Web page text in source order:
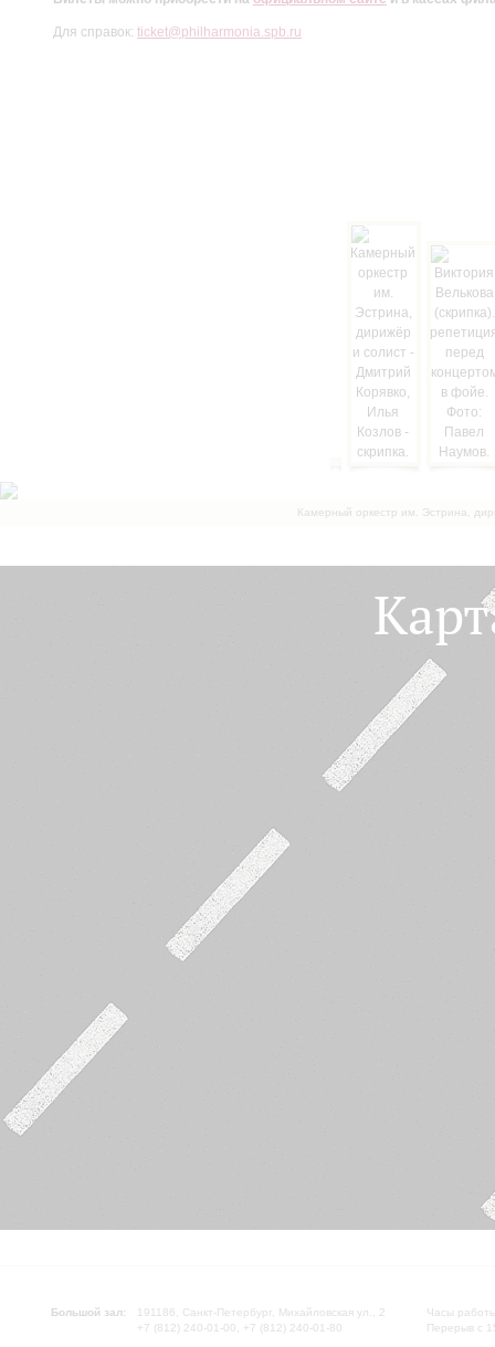
Для справок: ticket@philharmonia.spb.ru
Камерный оркестр им. Эстрина,
Большой зал:
191186, Санкт-Петербург, Михайловская ул., 2
+7 (812) 240-01-00, +7 (812) 240-01-80
Часы
Перерыв с